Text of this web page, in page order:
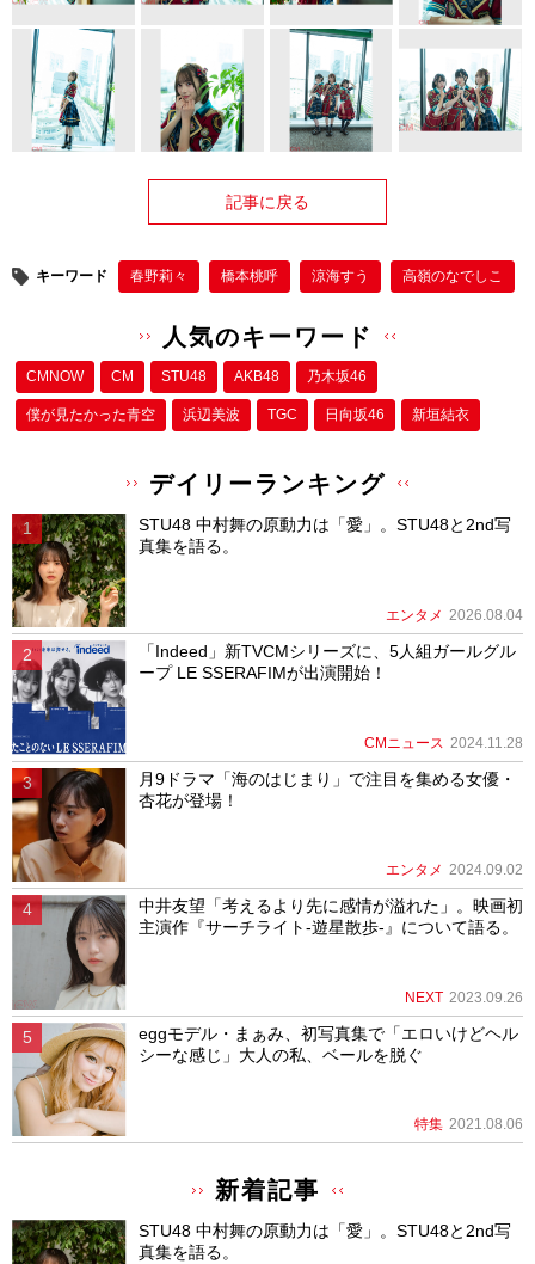
記事に戻る
キーワード 春野莉々 橋本桃呼 涼海すう 高嶺のなでしこ
人気のキーワード
CMNOW CM STU48 AKB48 乃木坂46
僕が⾒たかった⻘空 浜辺美波 TGC 日向坂46 新垣結衣
デイリーランキング
STU48 中村舞の原動力は「愛」。STU48と2nd写
真集を語る。
エンタメ 2026.08.04
「Indeed」新TVCMシリーズに、5人組ガールグル
ープ LE SSERAFIMが出演開始！
CMニュース 2024.11.28
月9ドラマ「海のはじまり」で注目を集める女優・
杏花が登場！
エンタメ 2024.09.02
中井友望「考えるより先に感情が溢れた」。映画初
主演作『サーチライト-遊星散歩-』について語る。
NEXT 2023.09.26
eggモデル・まぁみ、初写真集で「エロいけどヘル
シーな感じ」大人の私、ベールを脱ぐ
特集 2021.08.06
新着記事
STU48 中村舞の原動力は「愛」。STU48と2nd写
真集を語る。